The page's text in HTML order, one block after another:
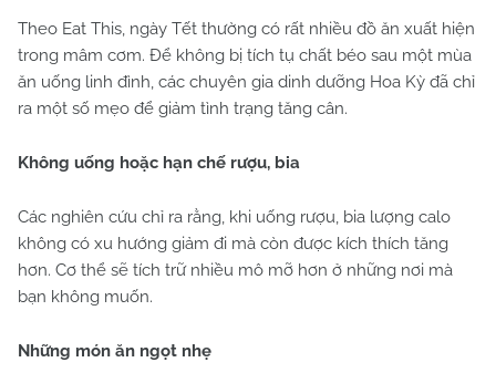
Theo Eat This, ngày Tết thường có rất nhiều đồ ăn xuất hiện
trong mâm cơm. Để không bị tích tụ chất béo sau một mùa
ăn uống linh đình, các chuyên gia dinh dưỡng Hoa Kỳ đã chỉ
ra một số mẹo để giảm tình trạng tăng cân.
Không uống hoặc hạn chế rượu, bia
Các nghiên cứu chỉ ra rằng, khi uống rượu, bia lượng calo
không có xu hướng giảm đi mà còn được kích thích tăng
hơn. Cơ thể sẽ tích trữ nhiều mô mỡ hơn ở những nơi mà
bạn không muốn.
Những món ăn ngọt nhẹ